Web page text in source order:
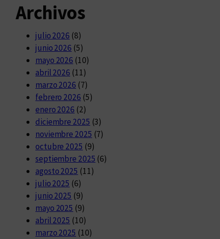
Archivos
julio 2026 (8)
junio 2026 (5)
mayo 2026 (10)
abril 2026 (11)
marzo 2026 (7)
febrero 2026 (5)
enero 2026 (2)
diciembre 2025 (3)
noviembre 2025 (7)
octubre 2025 (9)
septiembre 2025 (6)
agosto 2025 (11)
julio 2025 (6)
junio 2025 (9)
mayo 2025 (9)
abril 2025 (10)
marzo 2025 (10)